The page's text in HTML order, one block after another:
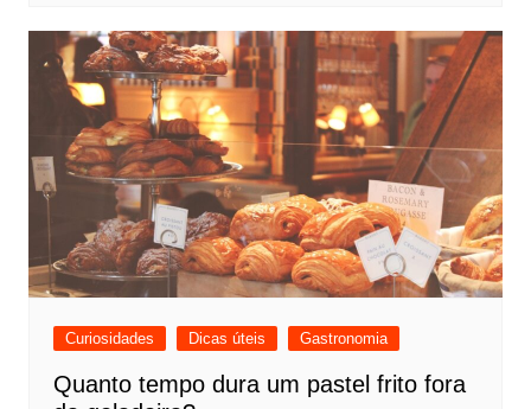
Curiosidades Dicas úteis Gastronomia
Quanto tempo dura um pastel frito fora